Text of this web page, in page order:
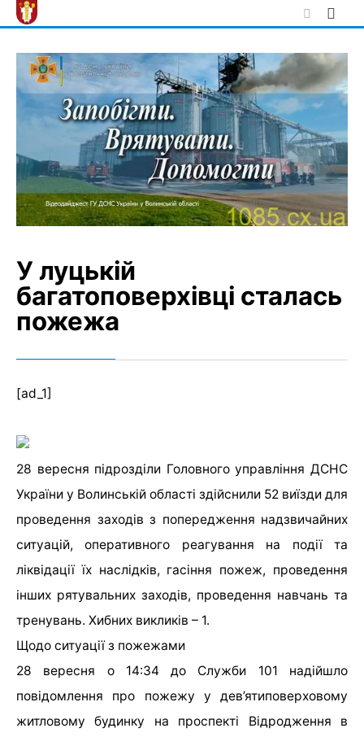
Skip
to
У луцькій
багатоповерхівці сталась
пожежа
[ad_1]
28 вересня підрозділи Головного управління ДСНС
України у Волинській області здійснили 52 виїзди для
проведення заходів з попередження надзвичайних
ситуацій, оперативного реагування на події та
ліквідації їх наслідків, гасіння пожеж, проведення
інших рятувальних заходів, проведення навчань та
тренувань. Хибних викликів – 1.
Щодо ситуації з пожежами
28 вересня о 14:34 до Служби 101 надійшло
повідомлення про пожежу у дев’ятиповерховому
житловому будинку на проспекті Відродження в